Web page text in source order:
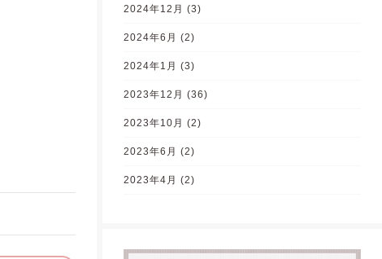
2024年12月 (3)
2024年6月 (2)
2024年1月 (3)
2023年12月 (36)
2023年10月 (2)
2023年6月 (2)
2023年4月 (2)